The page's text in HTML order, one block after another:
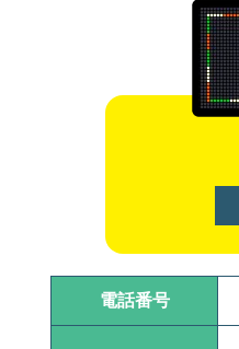
電話番号